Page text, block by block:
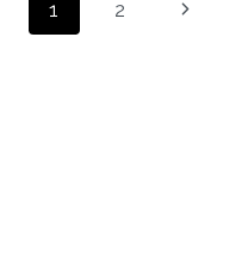
ARTE
1 2
Siguiente